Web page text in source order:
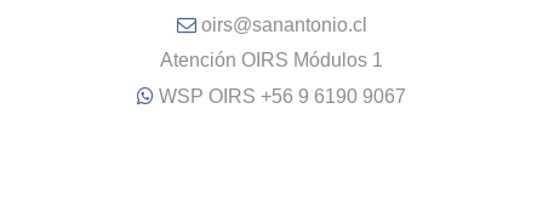
oirs@sanantonio.cl
Atención OIRS Módulos 1
WSP OIRS +56 9 6190 9067